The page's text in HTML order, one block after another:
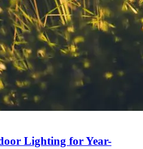
Lighting for Year-